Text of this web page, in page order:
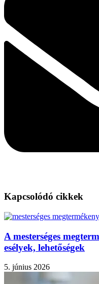
Kapcsolódó cikkek
A mesterséges
esélyek, lehetőségek
5. június 2026